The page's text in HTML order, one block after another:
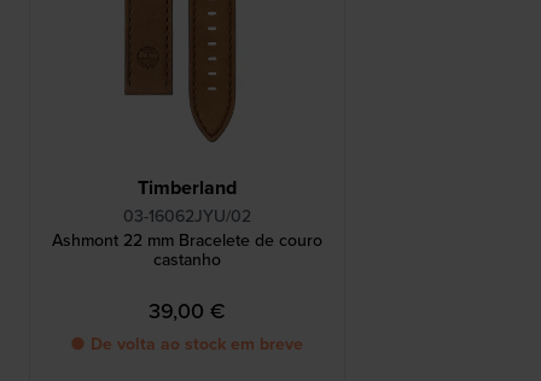
Timberland
03-16062JYU/02
Ashmont 22 mm Bracelete de couro
castanho
39,00 €
● De volta ao stock em breve